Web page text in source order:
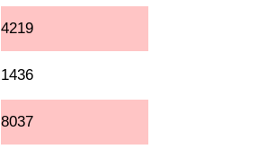
4219
1436
8037